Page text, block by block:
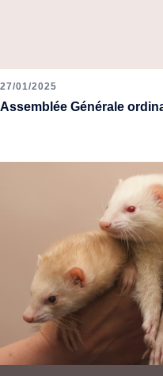
27/01/2025
Assemblée Générale